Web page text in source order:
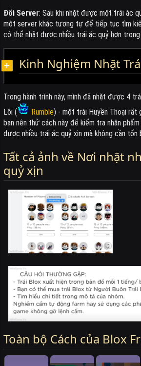
Đổi Server: Sau khi nhặt được một trái ác
một server khác tương tự để tiếp tục tìm
có thể nhặt được nhiều trái ác quỷ hơn trong
Kinh Nghiệm Nhặt
Trong hành trình này, mình đã nhặt được 4
Lôi (
Rumble) - một trái Huyền Thoại rất
bạn nên thử cách này để kiểm tra nhân
được nhiều trái ác quỷ xịn mà không cần tốn
Tất cả ảnh về Nơi nhặt
quỷ xịn
Toàn bộ Cách của Blox